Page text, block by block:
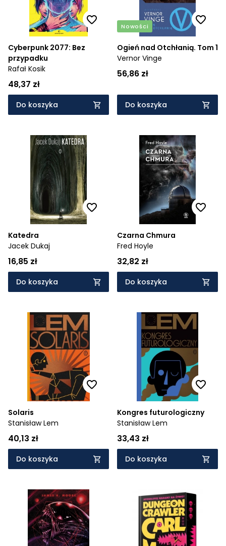
Cyberpunk 2077: Bez
przypadku
Rafał Kosik
48,37 zł
Do koszyka
Nowości
Ogień nad Otchłanią. Tom 1
Vernor Vinge
56,86 zł
Do koszyka
Katedra
Jacek Dukaj
16,85 zł
Do koszyka
Czarna Chmura
Fred Hoyle
32,82 zł
Do koszyka
Solaris
Stanisław Lem
40,13 zł
Do koszyka
Kongres futurologiczny
Stanisław Lem
33,43 zł
Do koszyka